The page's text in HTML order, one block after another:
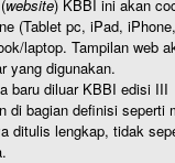
website) KBBI ini akan
(Tablet pc, iPad,
laptop. Tampilan web
yang digunakan.
baru diluar KBBI edisi III
di bagian definisi seperti
ditulis lengkap, tidak